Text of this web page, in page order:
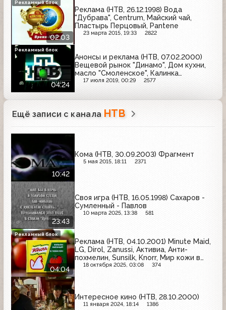
02:03
Реклама (НТВ, 26.12.1998) Вода
"Дубрава", Centrum, Майский чай,
Пластырь Перцовый, Pantene
23 марта 2015, 19:33 2822
Рекламный блок
04:24
Анонсы и реклама (НТВ, 07.02.2000)
Вещевой рынок "Динамо", Дом кухни,
масло "Смоленское", Калинка
Стокманн, Денежно-вещевая лотерея,
17 июля 2019, 00:29 2577
Рекламный блок
Ещё записи с канала НТВ
10:42
Кома (НТВ, 30.09.2003) Фрагмент
5 мая 2015, 18:11 2371
23:43
Своя игра (НТВ, 16.05.1998) Сахаров -
Сумленный - Павлов
10 марта 2025, 13:38 581
04:04
Реклама (НТВ, 04.10.2001) Minute Maid,
LG, Dirol, Zanussi, Активиа, Анти-
похмелин, Sunsilk, Knorr, Мир кожи в
Сокольниках, Юбилейное, Canon, Брук
18 октября 2025, 03:08 374
Рекламный блок
Интересное кино (НТВ, 28.10.2000)
11 января 2024, 18:14 1386